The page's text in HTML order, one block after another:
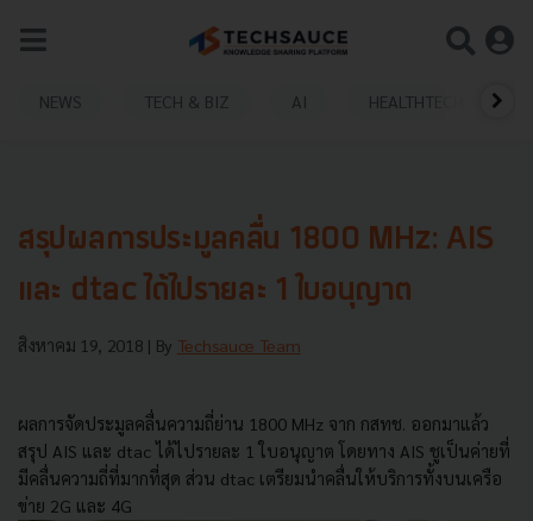
NEWS TECH & BIZ AI HEALTHTECH
สรุปผลการประมูลคลื่น 1800 MHz: AIS
และ dtac ได้ไปรายละ 1 ใบอนุญาต
สิงหาคม 19, 2018 | By Techsauce Team
ผลการจัดประมูลคลื่นความถี่ย่าน 1800 MHz จาก กสทช. ออกมาแล้ว
สรุป AIS และ dtac ได้ไปรายละ 1 ใบอนุญาต โดยทาง AIS ชูเป็นค่ายที่
มีคลื่นความถี่ที่มากที่สุด ส่วน dtac เตรียมนำคลื่นให้บริการทั้งบนเครือ
ข่าย 2G และ 4G